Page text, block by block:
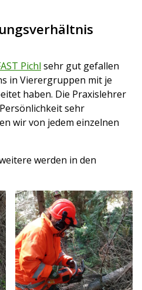
Pichl sehr gut gefallen
in Vierergruppen mit je
haben. Die Praxislehrer
sehr
wir von jedem einzelnen
werden in den